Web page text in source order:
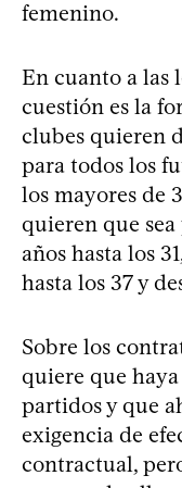
femenino.
En cuanto a las
cuestión es la
clubes quieren
para todos los
los mayores de
quieren que
años hasta los
hasta los 37 y
Sobre los
quiere que
partidos y que
exigencia de
contractual,